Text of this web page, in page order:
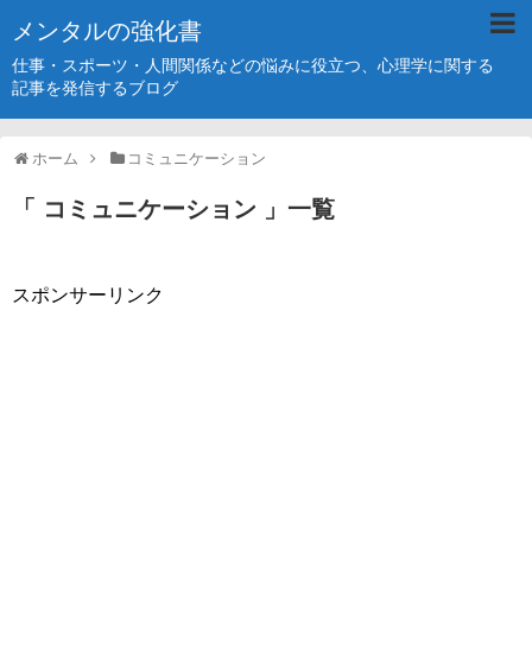
メンタルの強化書
仕事・スポーツ・人間関係などの悩みに役立つ、心理学に関する
記事を発信するブログ
ホーム コミュニケーション
「 コミュニケーション 」一覧
スポンサーリンク